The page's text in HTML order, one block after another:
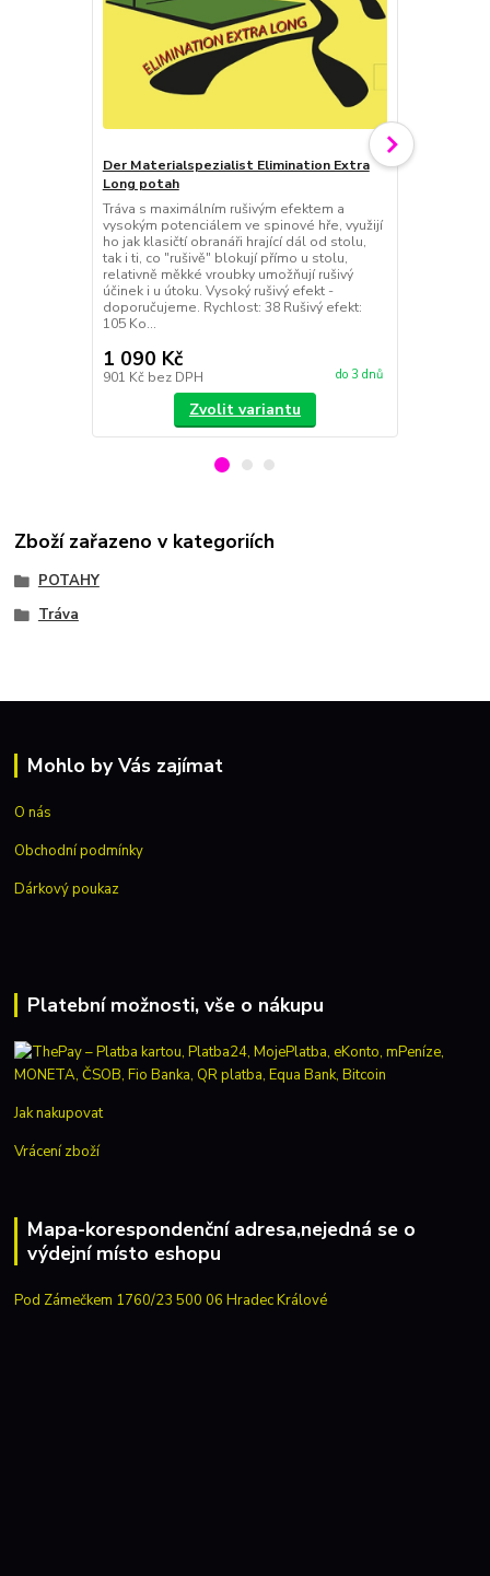
Der Materialspezialist Elimination Extra
Long potah
Tráva s maximálním rušivým efektem a
vysokým potenciálem ve spinové hře, využijí
ho jak klasičtí obranáři hrající dál od stolu,
tak i ti, co "rušivě" blokují přímo u stolu,
relativně měkké vroubky umožňují rušivý
účinek i u útoku. Vysoký rušivý efekt -
doporučujeme. Rychlost: 38 Rušivý efekt:
105 Ko...
1 090 Kč
901 Kč bez DPH do 3 dnů
Zvolit variantu
Zboží zařazeno v kategoriích
POTAHY
Tráva
Mohlo by Vás zajímat
O nás
Obchodní podmínky
Dárkový poukaz
Platební možnosti, vše o nákupu
Jak nakupovat
Vrácení zboží
Mapa-korespondenční adresa,nejedná se o
výdejní místo eshopu
Pod Zámečkem 1760/23 500 06 Hradec Králové